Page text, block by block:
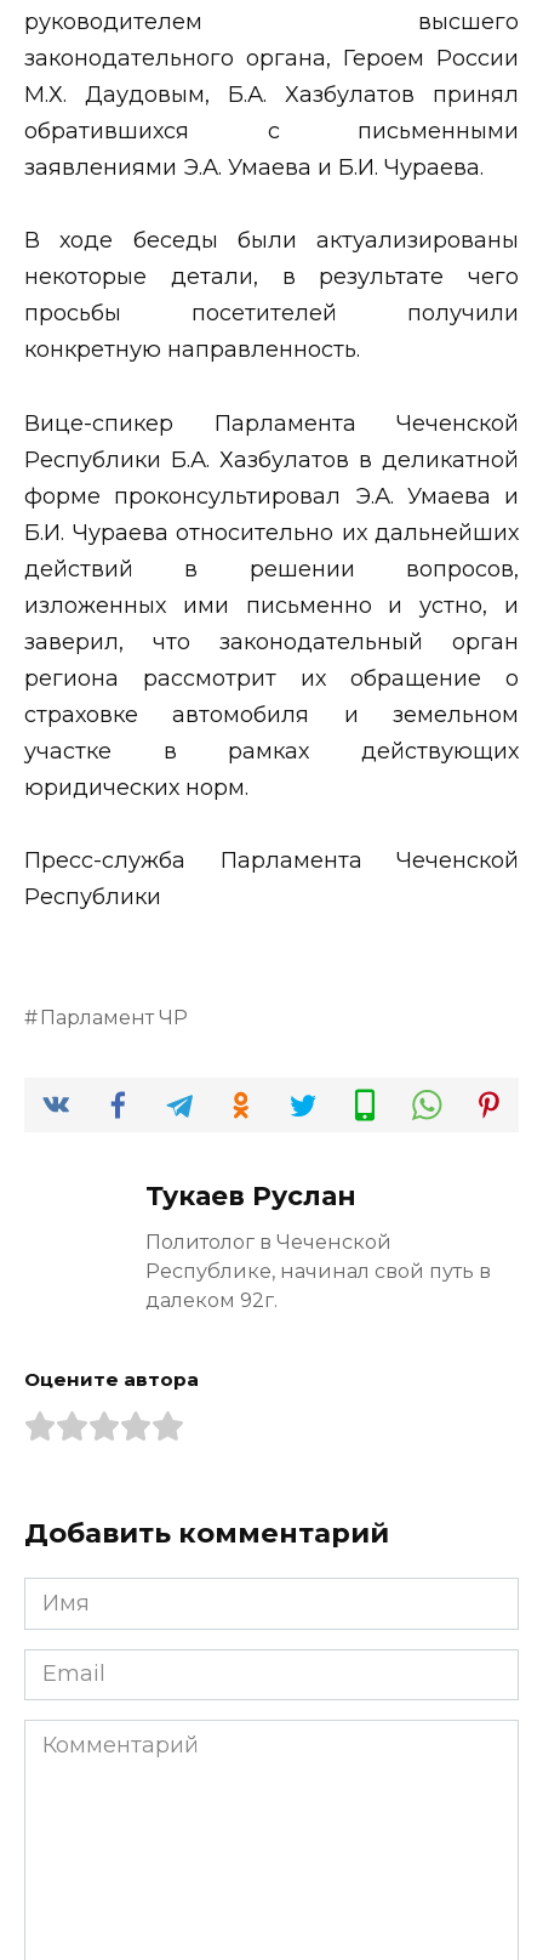
руководителем высшего
законодательного органа, Героем России
М.Х. Даудовым, Б.А. Хазбулатов принял
обратившихся с письменными
заявлениями Э.А. Умаева и Б.И. Чураева.
В ходе беседы были актуализированы
некоторые детали, в результате чего
просьбы посетителей получили
конкретную направленность.
Вице-спикер Парламента Чеченской
Республики Б.А. Хазбулатов в деликатной
форме проконсультировал Э.А. Умаева и
Б.И. Чураева относительно их дальнейших
действий в решении вопросов,
изложенных ими письменно и устно, и
заверил, что законодательный орган
региона рассмотрит их обращение о
страховке автомобиля и земельном
участке в рамках действующих
юридических норм.
Пресс-служба Парламента Чеченской
Республики
Парламент ЧР
Тукаев Руслан
Политолог в Чеченской
Республике, начинал свой путь в
далеком 92г.
Оцените автора
Добавить комментарий
Имя
*
Email
*
Комментарий